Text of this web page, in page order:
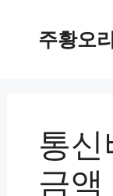
주황오리
통
금액